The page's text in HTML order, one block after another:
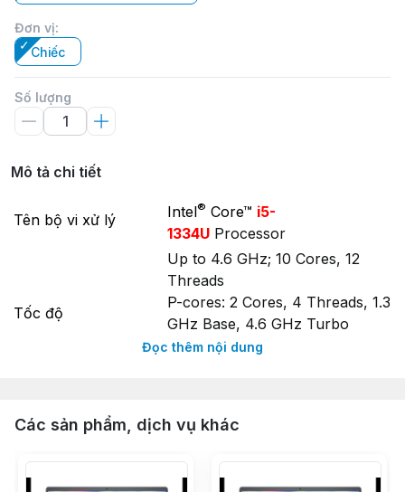
Đơn vị:
Chiếc
Số lượng
Mô tả chi tiết
Tên bộ vi xử lý Intel® Core™ i5-
1334U Processor
Tốc độ
Up to 4.6 GHz; 10 Cores, 12
Threads
P-cores: 2 Cores, 4 Threads, 1.3
GHz Base, 4.6 GHz Turbo
E-cores: 8 Cores, 8 Threads,
Bộ nhớ trong (RAM Laptop)
2 x DDR4 2666MHz SODIMM
Đọc thêm nội dung
Các sản phẩm, dịch vụ khác